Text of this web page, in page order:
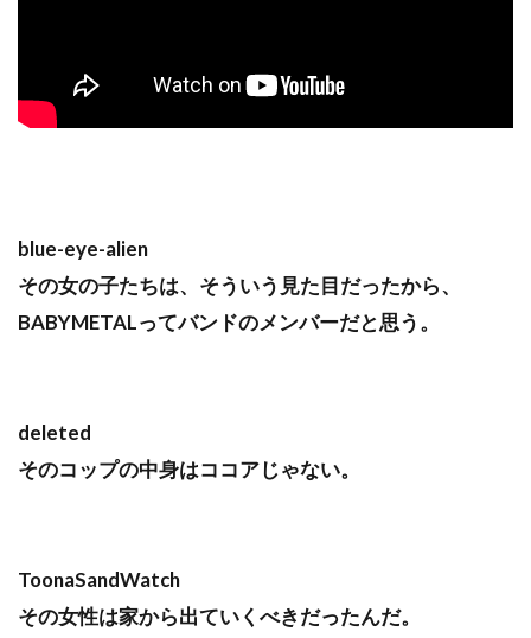
blue-eye-alien
その女の子たちは、そういう見た目だったから、
BABYMETALってバンドのメンバーだと思う。
deleted
そのコップの中身はココアじゃない。
ToonaSandWatch
その女性は家から出ていくべきだったんだ。